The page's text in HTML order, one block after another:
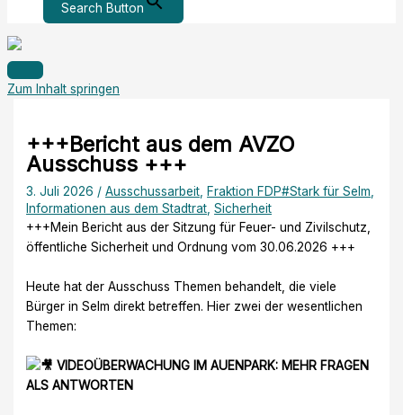
Search Button
Zum Inhalt springen
+++Bericht aus dem AVZO
Ausschuss +++
3. Juli 2026 /Ausschussarbeit Fraktion FDP#Stark für Selm
Informationen aus dem Stadtrat ,Sicherheit
+++Mein Bericht aus der Sitzung für Feuer- und Zivilschutz,
öffentliche Sicherheit und Ordnung vom 30.06.2026 +++
Heute hat der Ausschuss Themen behandelt, die viele
Bürger in Selm direkt betreffen. Hier zwei der wesentlichen
Themen:
VIDEOÜBERWACHUNG IM AUENPARK: MEHR FRAGEN
ALS ANTWORTEN